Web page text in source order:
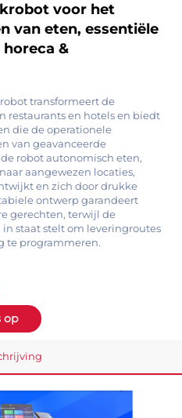
voor het
van eten, essentiële
&
transformeert de
restaurants en hotels en biedt
die de operationele
van geavanceerde
robot autonomisch eten,
aangewezen locaties,
en zich door drukke
ontwerp garandeert
gerechten, terwijl de
staat stelt om leveringroutes
te programmeren.
op